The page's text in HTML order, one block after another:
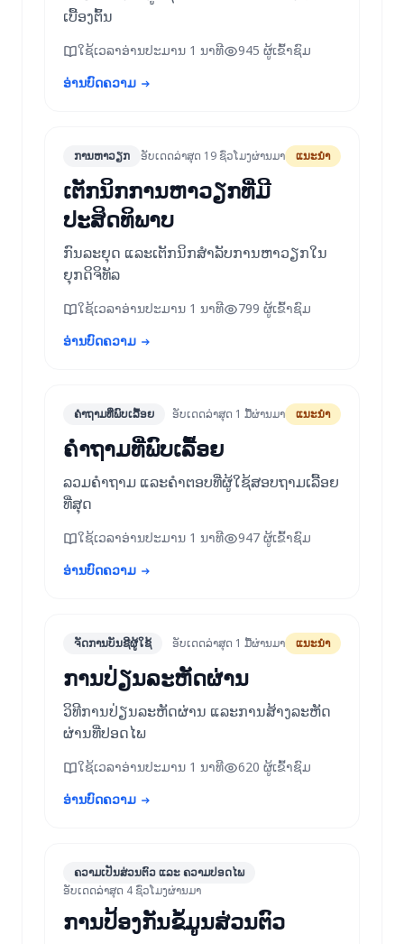
ເບື້ອງຕົ້ນ
ໃຊ້ເວລາອ່ານປະມານ 1 ນາທີ
945 ຜູ້ເຂົ້າຊົມ
ອ່ານບົດຄວາມ
ການຫາວຽກ ອັບເດດລ່າສຸດ 19 ຊົ່ວໂມງຜ່ານມາ ແນະນຳ
ເຕັກນິກການຫາວຽກທີ່ມີ
ປະສິດທິພາບ
ກົນລະຍຸດ ແລະເຕັກນິກສຳລັບການຫາວຽກໃນ
ຍຸກດິຈິທັລ
ໃຊ້ເວລາອ່ານປະມານ 1 ນາທີ
799 ຜູ້ເຂົ້າຊົມ
ອ່ານບົດຄວາມ
ຄຳຖາມທີ່ພົບເລື້ອຍ ອັບເດດລ່າສຸດ 1 ມື້ຜ່ານມາ ແນະນຳ
ຄໍາຖາມທີ່ພົບເລື້ອຍ
ລວມຄໍາຖາມ ແລະຄໍາຕອບທີ່ຜູ້ໃຊ້ສອບຖາມເລື້ອຍ
ທີ່ສຸດ
ໃຊ້ເວລາອ່ານປະມານ 1 ນາທີ
947 ຜູ້ເຂົ້າຊົມ
ອ່ານບົດຄວາມ
ຈັດການບັນຊີຜູ້ໃຊ້ ອັບເດດລ່າສຸດ 1 ມື້ຜ່ານມາ ແນະນຳ
ການປ່ຽນລະຫັດຜ່ານ
ວິທີການປ່ຽນລະຫັດຜ່ານ ແລະການສ້າງລະຫັດ
ຜ່ານທີ່ປອດໄພ
ໃຊ້ເວລາອ່ານປະມານ 1 ນາທີ
620 ຜູ້ເຂົ້າຊົມ
ອ່ານບົດຄວາມ
ຄວາມເປັນສ່ວນຕົວ ແລະ ຄວາມປອດໄພ
ອັບເດດລ່າສຸດ 4 ຊົ່ວໂມງຜ່ານມາ
ການປ້ອງກັນຂໍ້ມູນສ່ວນຕົວ